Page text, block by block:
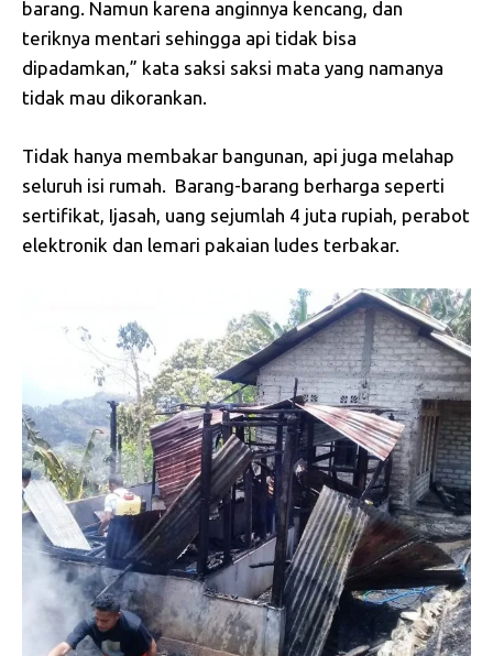
barang. Namun karena anginnya kencang, dan
teriknya mentari sehingga api tidak bisa
dipadamkan,” kata saksi saksi mata yang namanya
tidak mau dikorankan.
Tidak hanya membakar bangunan, api juga melahap
seluruh isi rumah. Barang-barang berharga seperti
sertifikat, Ijasah, uang sejumlah 4 juta rupiah, perabot
elektronik dan lemari pakaian ludes terbakar.